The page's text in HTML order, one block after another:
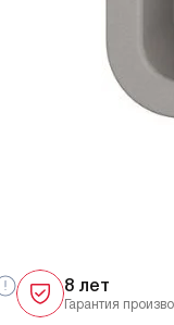
8 лет
Гарантия